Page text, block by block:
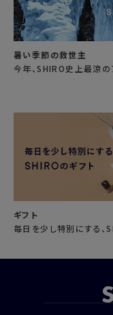
暑い季節の救世主
今年、SHIRO史上最涼の
ギフト
毎日を少し特別にする、